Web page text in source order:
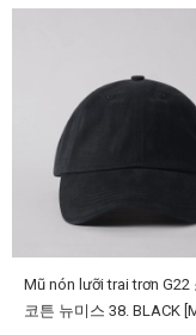
Mũ nón lưỡi trai trơn G22
코튼 뉴미스 38. BLACK